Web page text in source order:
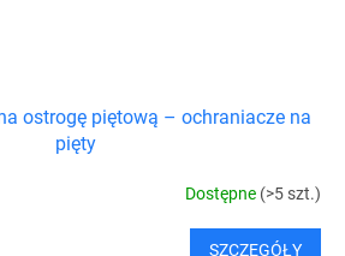
ostrogę piętową – ochraniacze na
pięty
Dostępne (>5 szt.)
SZCZEGÓŁY